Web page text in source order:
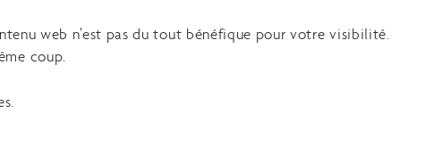
web n’est pas du tout bénéfique pour votre visibilité.
coup.